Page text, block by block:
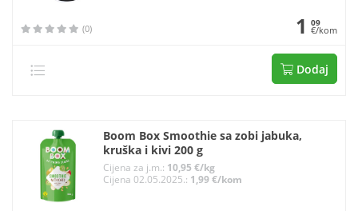
(0) 1 09
€/kom
Dodaj
Boom Box Smoothie sa zobi jabuka,
kruška i kivi 200 g
Cijena za j.m.: 10,95 €/kg
Cijena 02.05.2025.: 1,99 €/kom